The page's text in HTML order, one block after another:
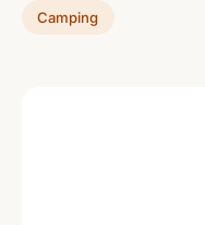
Camping